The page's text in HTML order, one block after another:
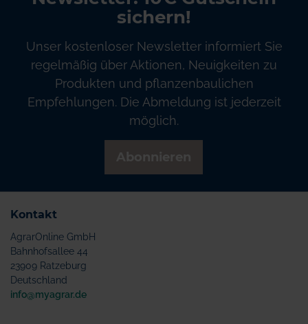
sichern!
Unser kostenloser Newsletter informiert Sie
regelmäßig über Aktionen, Neuigkeiten zu
Produkten und pflanzenbaulichen
Empfehlungen. Die Abmeldung ist jederzeit
möglich.
Kontakt
AgrarOnline GmbH
Bahnhofsallee 44
23909 Ratzeburg
Deutschland
info@myagrar.de